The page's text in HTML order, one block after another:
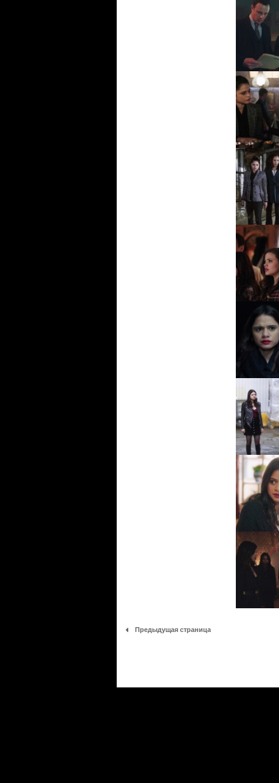
Предыдущая страница